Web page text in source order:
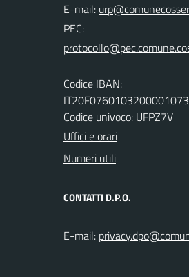
E-mail:
PEC:
Codice IBAN:
Codice univoco: UFPZ7V
Uffici e orari
Numeri utili
CONTATTI D.P.O.
E-mail: